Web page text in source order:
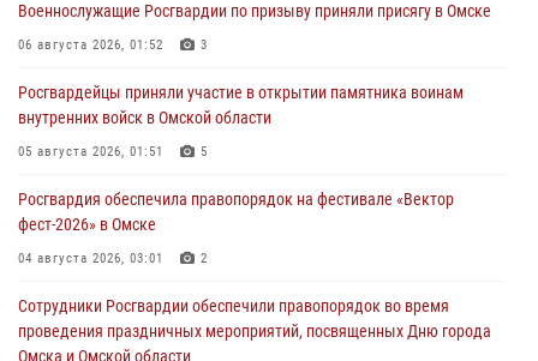
Военнослужащие Росгвардии по призыву приняли присягу в Омске
06 августа 2026, 01:52 3
Росгвардейцы приняли участие в открытии памятника воинам
внутренних войск в Омской области
05 августа 2026, 01:51 5
Росгвардия обеспечила правопорядок на фестивале «Вектор
фест-2026» в Омске
04 августа 2026, 03:01 2
Сотрудники Росгвардии обеспечили правопорядок во время
проведения праздничных мероприятий, посвященных Дню города
Омска и Омской области